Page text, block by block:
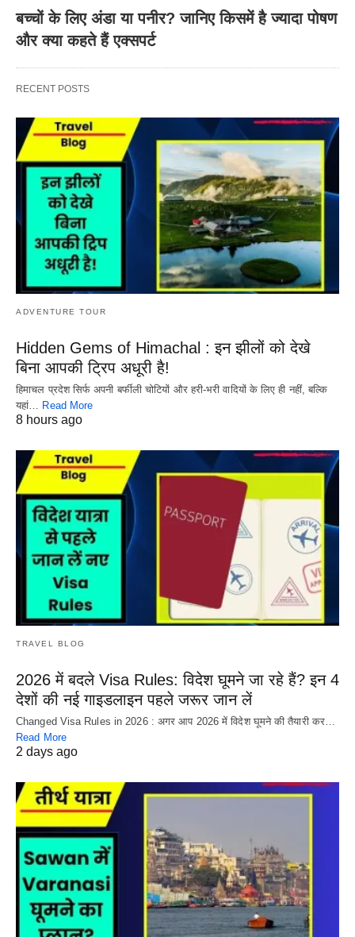
बच्चों के लिए अंडा या पनीर? जानिए किसमें है ज्यादा पोषण
और क्या कहते हैं एक्सपर्ट
RECENT POSTS
ADVENTURE TOUR
Hidden Gems of Himachal : इन झीलों को देखे
बिना आपकी ट्रिप अधूरी है!
हिमाचल प्रदेश सिर्फ अपनी बर्फीली चोटियों और हरी-भरी वादियों के लिए ही नहीं, बल्कि
यहां…
Read More
8 hours ago
TRAVEL BLOG
2026 में बदले Visa Rules: विदेश घूमने जा रहे हैं? इन 4
देशों की नई गाइडलाइन पहले जरूर जान लें
Changed Visa Rules in 2026 : अगर आप 2026 में विदेश घूमने की तैयारी कर…
Read More
2 days ago